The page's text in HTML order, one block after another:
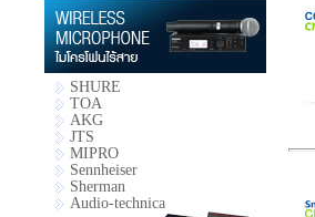
SHURE
TOA
AKG
JTS
MIPRO
Sennheiser
Sherman
Audio-technica